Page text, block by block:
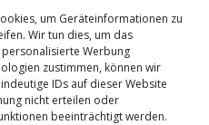
um Geräteinformationen zu
Wir tun dies, um das
Werbung
zustimmen, können wir
IDs auf dieser Website
nicht erteilen oder
beeinträchtigt werden.